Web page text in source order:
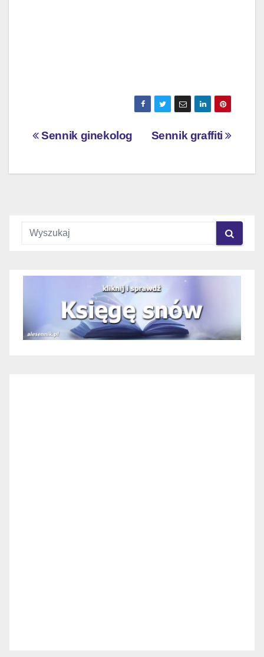
Nawigacja
Sennik graffiti
Sennik ginekolog